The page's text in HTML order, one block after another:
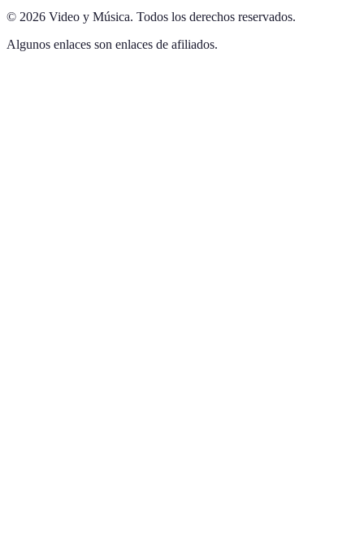
© 2026 Video y Música. Todos los derechos reservados.
Algunos enlaces son enlaces de afiliados.